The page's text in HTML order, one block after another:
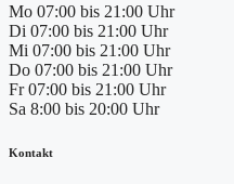
Mo 07:00 bis 21:00 Uhr
Di 07:00 bis 21:00 Uhr
Mi 07:00 bis 21:00 Uhr
Do 07:00 bis 21:00 Uhr
Fr 07:00 bis 21:00 Uhr
Sa 8:00 bis 20:00 Uhr
Kontakt